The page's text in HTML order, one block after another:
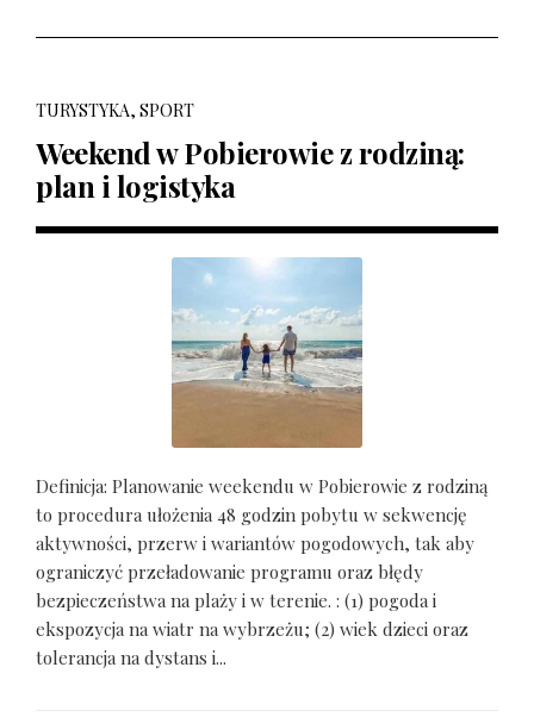
TURYSTYKA, SPORT
Weekend w Pobierowie z rodziną:
plan i logistyka
Definicja: Planowanie weekendu w Pobierowie z rodziną
to procedura ułożenia 48 godzin pobytu w sekwencję
aktywności, przerw i wariantów pogodowych, tak aby
ograniczyć przeładowanie programu oraz błędy
bezpieczeństwa na plaży i w terenie. : (1) pogoda i
ekspozycja na wiatr na wybrzeżu; (2) wiek dzieci oraz
tolerancja na dystans i...